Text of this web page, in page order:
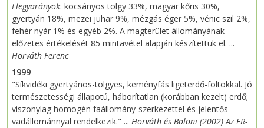
Elegyarányok: kocsányos tölgy 33%, magyar kőris 30%,
gyertyán 18%, mezei juhar 9%, mézgás éger 5%, vénic szil 2%,
fehér nyár 1% és egyéb 2%. A magterület állományának
előzetes értékelését 85 mintavétel alapján készítettük el. ...
Horváth Ferenc
1999
"Síkvidéki gyertyános-tölgyes, keményfás ligeterdő-foltokkal. Jó
természetességi állapotú, háborítatlan (korábban kezelt) erdő;
viszonylag homogén faállomány-szerkezettel és jelentős
vadállománnyal rendelkezik." ... Horváth és Bölöni (2002) Az ER-